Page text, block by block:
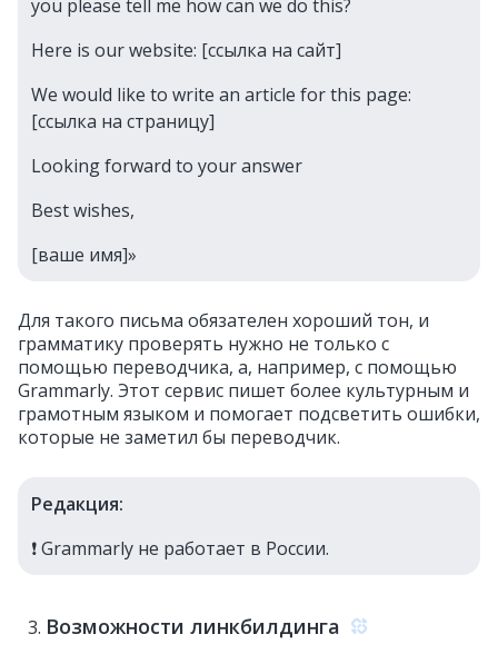
you please tell me how can we do this?
Here is our website: [ссылка на сайт]
We would like to write an article for this page:
[ссылка на страницу]
Looking forward to your answer
Best wishes,
[ваше имя]»
Для такого письма обязателен хороший тон, и
грамматику проверять нужно не только с
помощью переводчика, а, например, с помощью
Grammarly. Этот сервис пишет более культурным и
грамотным языком и помогает подсветить ошибки,
которые не заметил бы переводчик.
Редакция:
❗️ Grammarly не работает в России.
Возможности линкбилдинга